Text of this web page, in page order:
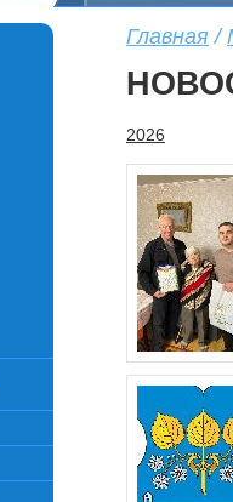
Главная /
2026